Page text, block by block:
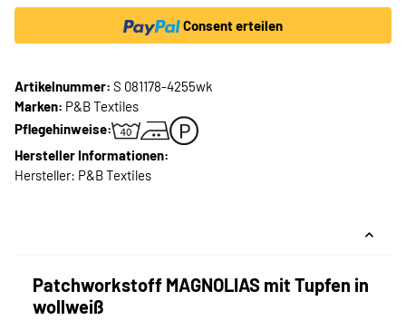
Consent erteilen
Artikelnummer: S 081178-4255wk
Marken: P&B Textiles
Pflegehinweise:
Hersteller Informationen:
Hersteller: P&B Textiles
Patchworkstoff MAGNOLIAS mit Tupfen in
wollweiß